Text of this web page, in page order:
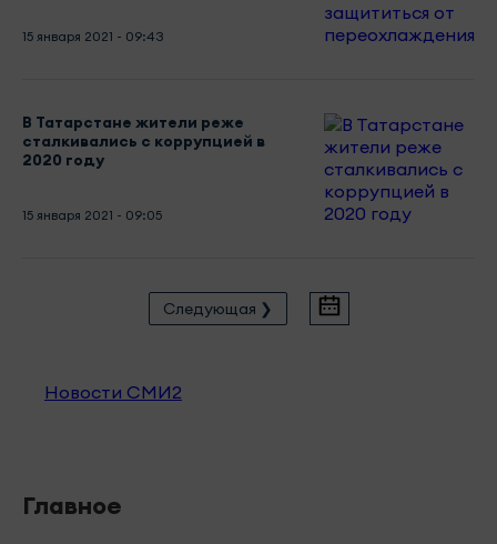
15 января 2021 - 09:43
В Татарстане жители реже
сталкивались с коррупцией в
2020 году
15 января 2021 - 09:05
Следующая ❯
Новости СМИ2
Главное